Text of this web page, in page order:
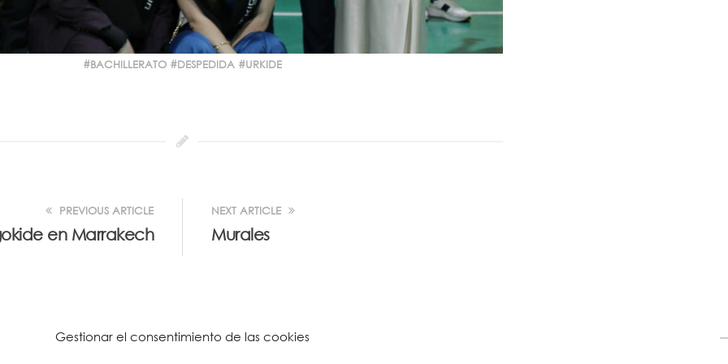
Gestionar el consentimiento de las cookies
BACHILLERATO DESPEDIDA URKIDE
PREVIOUS ARTICLE
en Marrakech
NEXT ARTICLE
Murales